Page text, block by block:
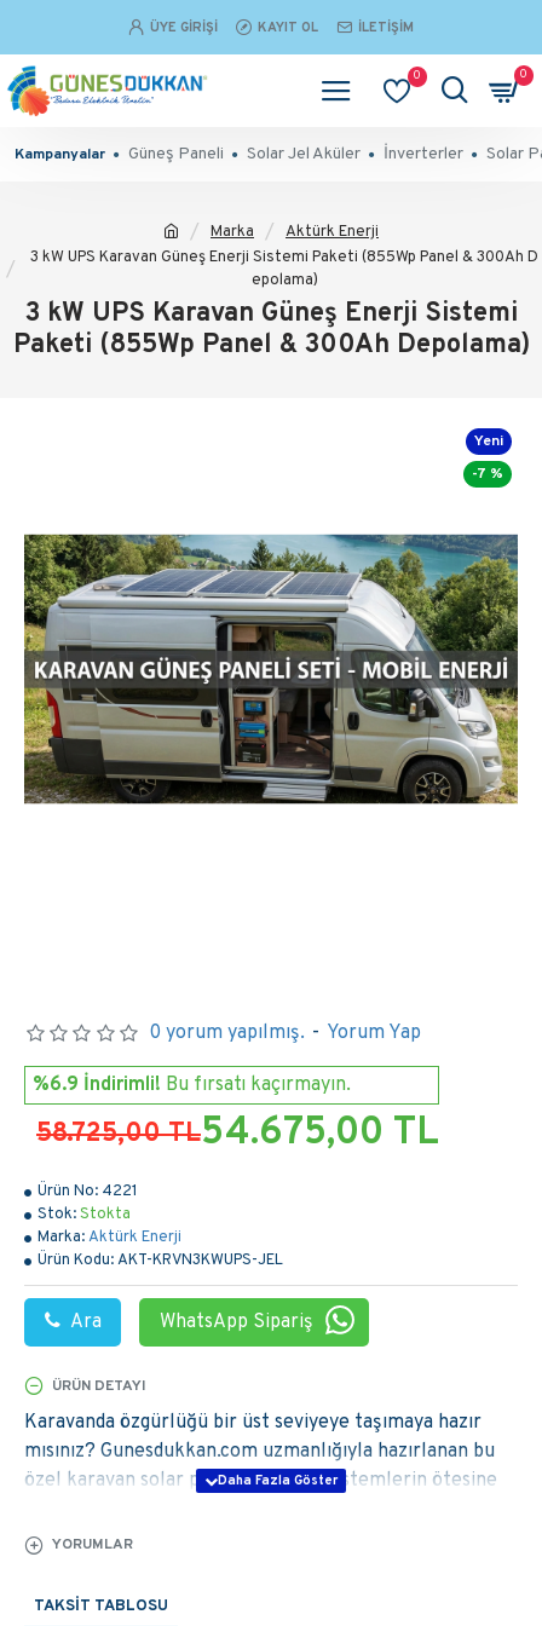
ÜYE GIRIŞI KAYIT OL İLETIŞIM
0 0
Kampanyalar Güneş Paneli Solar Jel Aküler İnverterler Solar
Marka
Aktürk Enerji
3 kW UPS Karavan Güneş Enerji Sistemi Paketi (855Wp Panel & 300Ah D
epolama)
3 kW UPS Karavan Güneş Enerji Sistemi
Paketi (855Wp Panel & 300Ah Depolama)
Yeni
-7 %
Ürün No: 4221
Stok:Stokta
Marka:Aktürk Enerji
Ürün Kodu:AKT-KRVN3KWUPS-JEL
Ara WhatsApp Sipariş
0 yorum yapılmış. - Yorum Yap
%6.9 İndirimli! Bu fırsatı kaçırmayın.
58.725,00 TL54.675,00 TL
ÜRÜN DETAYI
Karavanda özgürlüğü bir üst seviyeye taşımaya hazır
mısınız? Gunesdukkan.com uzmanlığıyla hazırlanan bu
özel karavan solar paket, standart sistemlerin ötesine
deneyimi sunar. 3000W (3 kW) UPS destekli inverteri,
depolama kapasitesiyle karavanınız artık tekerlekli bir
YORUMLAR
TAKSIT TABLOSU